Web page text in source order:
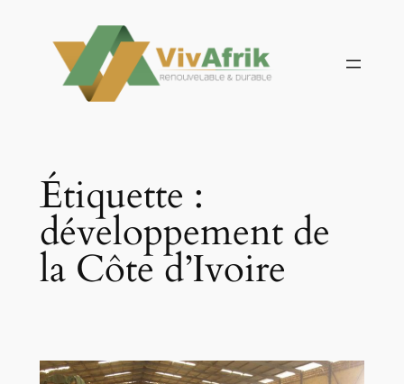
contenu
Étiquette :
développement de
la Côte d’Ivoire